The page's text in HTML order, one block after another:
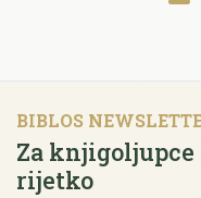
BIBLOS
Za
rijetko